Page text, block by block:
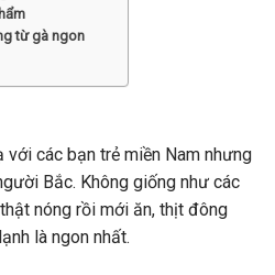
từ gà ngon
với các bạn trẻ miền Nam nhưng
Bắc. Không giống như các
thật nóng rồi mới ăn, thịt đông
lạnh là ngon nhất.